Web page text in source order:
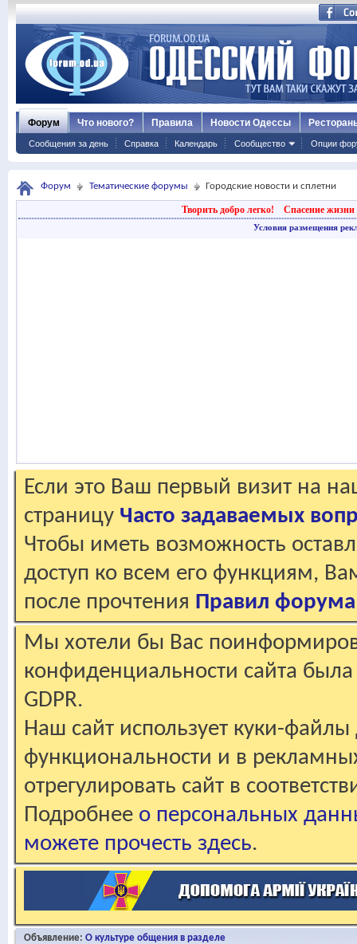
Форум
Сообщения за день Справка Календарь Сообщество Опции
Что нового? Правила Новости Одессы
Форум Тематические форумы Городские новости и сплетни
Творить добро легко! Спасение жизни
Условия размещения
Если это Ваш первый визит на
страницу Часто задаваемых
Чтобы иметь возможность
доступ ко всем его функциям,
после прочтения Правил форума
Мы хотели бы Вас
конфиденциальности сайта
GDPR.
Наш сайт использует куки-файлы
функциональности и в
отрегулировать сайт в
Подробнее о персональных
можете прочесть здесь.
Объявление: О культуре общения в разделе